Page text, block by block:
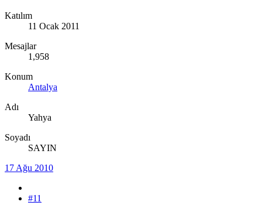
Katılım
11 Ocak 2011
Mesajlar
1,958
Konum
Antalya
Adı
Yahya
Soyadı
SAYIN
17 Ağu 2010
#11